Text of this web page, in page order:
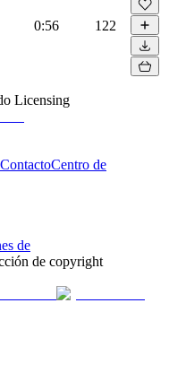
0:56 122
Licensing
ContactoCentro de
de
de copyright